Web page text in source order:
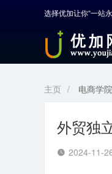
选择优加让你“一站
首页
产品中心
主页 / 电商学院
外贸独
2024-11-